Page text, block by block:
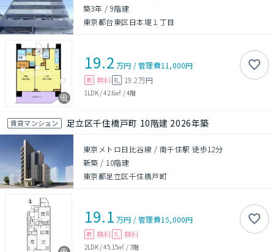
築3年 / 9階建
東京都台東区日本堤１丁目
19.2 万円 /管理費11,000円
敷 無料 礼 19.2万円
1LDK/42.6㎡ /4階
賃貸マンション 足立区千住橋戸町 10階建 2026年築
東京メトロ日比谷線 / 南千住駅 徒歩12分
新築 / 10階建
東京都足立区千住橋戸町
19.1 万円 /管理費15,000円
敷 無料 礼 無料
2LDK/45.15㎡ /3階